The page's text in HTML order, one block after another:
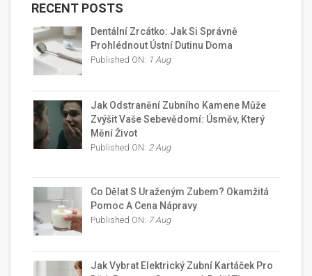
RECENT POSTS
Dentální Zrcátko: Jak Si Správně
Prohlédnout Ústní Dutinu Doma
Published ON: 1 Aug
Jak Odstranění Zubního Kamene Může
Zvýšit Vaše Sebevědomí: Úsměv, Který
Mění Život
Published ON: 2 Aug
Co Dělat S Uraženým Zubem? Okamžitá
Pomoc A Cena Nápravy
Published ON: 7 Aug
Jak Vybrat Elektrický Zubní Kartáček Pro